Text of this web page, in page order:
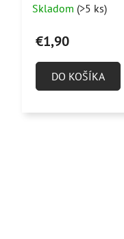
Skladom (>5 ks)
€1,90
DO KOŠÍKA